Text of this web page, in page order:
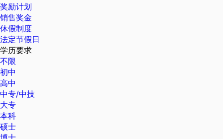
奖励计划
销售奖金
休假制度
法定节假日
学历要求
不限
初中
高中
中专/中技
大专
本科
硕士